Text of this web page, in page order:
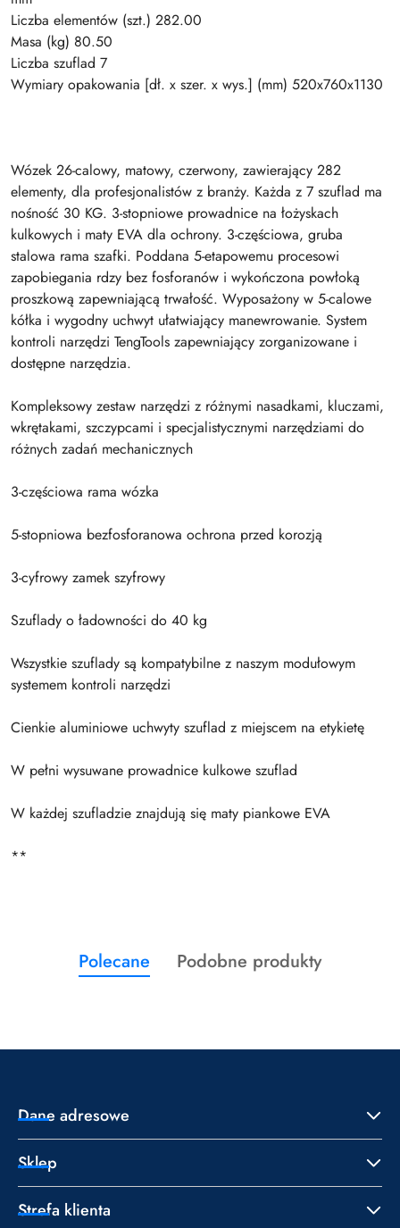
Liczba elementów (szt.) 282.00
Masa (kg) 80.50
Liczba szuflad 7
Wymiary opakowania [dł. x szer. x wys.] (mm) 520x760x1130
Wózek 26-calowy, matowy, czerwony, zawierający 282
elementy, dla profesjonalistów z branży. Każda z 7 szuflad ma
nośność 30 KG. 3-stopniowe prowadnice na łożyskach
kulkowych i maty EVA dla ochrony. 3-częściowa, gruba
stalowa rama szafki. Poddana 5-etapowemu procesowi
zapobiegania rdzy bez fosforanów i wykończona powłoką
proszkową zapewniającą trwałość. Wyposażony w 5-calowe
kółka i wygodny uchwyt ułatwiający manewrowanie. System
kontroli narzędzi TengTools zapewniający zorganizowane i
dostępne narzędzia.
Kompleksowy zestaw narzędzi z różnymi nasadkami, kluczami,
wkrętakami, szczypcami i specjalistycznymi narzędziami do
różnych zadań mechanicznych
3-częściowa rama wózka
5-stopniowa bezfosforanowa ochrona przed korozją
3-cyfrowy zamek szyfrowy
Szuflady o ładowności do 40 kg
Wszystkie szuflady są kompatybilne z naszym modułowym
systemem kontroli narzędzi
Cienkie aluminiowe uchwyty szuflad z miejscem na etykietę
W pełni wysuwane prowadnice kulkowe szuflad
W każdej szufladzie znajdują się maty piankowe EVA
**
Pomiń karuzelę produktów
Produkty
o
Polecane
Produkty
Podobne produkty
Dane adresowe
Sklep
Strefa klienta